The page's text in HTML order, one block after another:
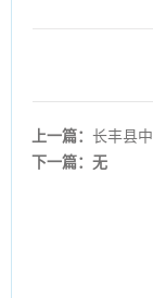
上一篇：长丰县
下一篇：无